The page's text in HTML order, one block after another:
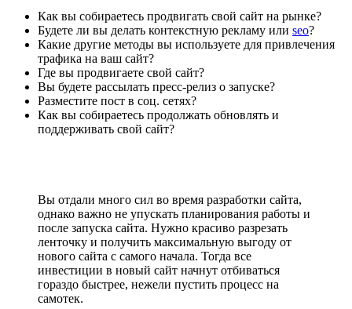
Как вы собираетесь продвигать свой сайт на рынке?
Будете ли вы делать контекстную рекламу или seo?
Какие другие методы вы используете для привлечения
трафика на ваш сайт?
Где вы продвигаете свой сайт?
Вы будете рассылать пресс-релиз о запуске?
Разместите пост в соц. сетях?
Как вы собираетесь продолжать обновлять и
поддерживать свой сайт?
Вы отдали много сил во время разработки сайта,
однако важно не упускать планирования работы и
после запуска сайта. Нужно красиво разрезать
ленточку и получить максимальную выгоду от
нового сайта с самого начала. Тогда все
инвестиции в новый сайт начнут отбиваться
гораздо быстрее, нежели пустить процесс на
самотек.